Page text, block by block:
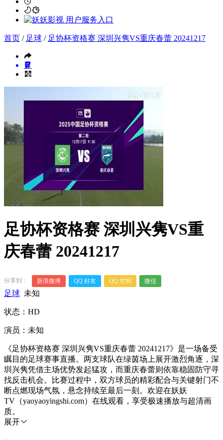
首页 / 足球 / 足协杯资格赛 深圳兴隽VS重庆春蕾 20241217
足协杯资格赛 深圳兴隽VS重
庆春蕾 20241217
分享到： 新浪微博 QQ 好友 QQ 空间 微信
足球 未知
状态：HD
演员：未知
《足协杯资格赛 深圳兴隽VS重庆春蕾 20241217》是一场备受
瞩目的足球赛事直播。两支球队在绿茵场上展开激烈角逐，深
圳兴隽凭借主场优势发起猛攻，而重庆春蕾则依靠稳固防守寻
找反击机会。比赛过程中，双方球员的精彩配合与关键射门不
断点燃现场气氛，悬念持续至最后一刻。欢迎在妖妖
TV（yaoyaoyingshi.com）在线观看，享受极速播放与超清画
质。
展开